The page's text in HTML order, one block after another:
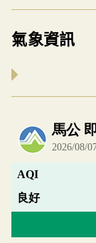
氣象資訊
內嵌空氣